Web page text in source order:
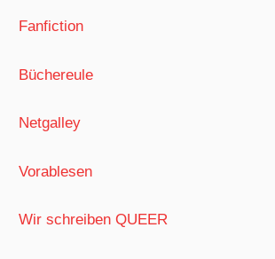
Fanfiction
Büchereule
Netgalley
Vorablesen
Wir schreiben QUEER